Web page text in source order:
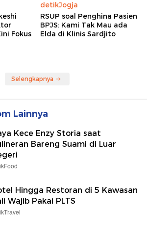
Fokus
detikJogja
RSUP soal Penghina Pasien
BPJS: Kami Tak Mau ada
Elda di Klinis Sardjito
Selengkapnya
Lainnya
Kece Enzy Storia saat
Bareng Suami di Luar
Hingga Restoran di 5 Kawasan
Wajib Pakai PLTS